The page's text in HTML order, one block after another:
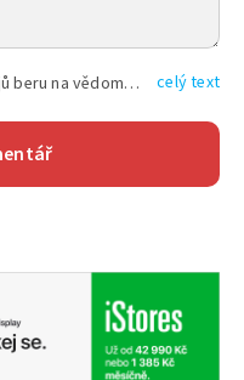
Vyplněním shora uvedených údajů beru na vědomí, že společnost TEXT FACTORY s.r.o., sídlem Brno, Durďákova 336/29, Černá Pole, PSČ: 613 00, IČ: 06157831, zapsané u Krajského soudu v Brně, oddíl C, vložka 100399, bude zpracovávat mé osobní údaje uvedené v rámci mnou vyplněného registračního formuláře na základě oprávněných zájmů TEXT FACTORY s.r.o. dle čl. 6 odst. 1 písm. f) GDPR a pro splnění právních povinností (čl. 6 odst. 1 písm. c) GDPR), a to pro tyto účely: nezbytnost zajistit oprávnění návštěvníka webových stránek provozovaných společností TEXT FACTORY s.r.o. přispívat aktivně ke zveřejněným článkům nebo v rámci diskusních fór a výkon práv TEXT FACTORY s.r.o. jako administrátora těchto diskusních fór. Více informací o zpracování osobních údajů a právech lze nalézt v celý text